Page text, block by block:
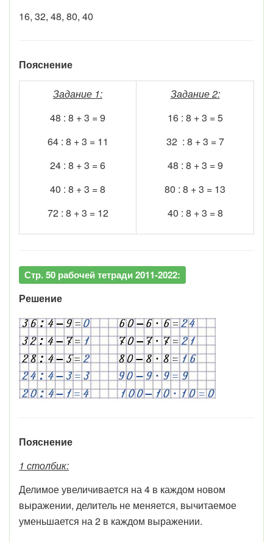
16, 32, 48, 80, 40
Пояснение
Задание 1:
48 : 8 + 3 = 9
64 : 8 + 3 = 11
24 : 8 + 3 = 6
40 : 8 + 3 = 8
72 : 8 + 3 = 12
Задание 2:
16 : 8 + 3 = 5
32 : 8 + 3 = 7
48 : 8 + 3 = 9
80 : 8 + 3 = 13
40 : 8 + 3 = 8
Стр. 50 рабочей тетради 2011-2022:
Решение
Пояснение
1 столбик:
Делимое увеличивается на 4 в каждом новом
выражении, делитель не меняется, вычитаемое
уменьшается на 2 в каждом выражении.